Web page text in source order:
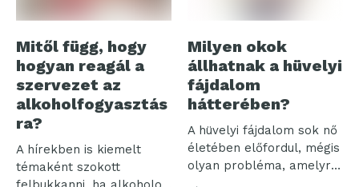
Mitől függ, hogy
hogyan reagál a
szervezet az
alkoholfogyasztás
ra?
A hírekben is kiemelt
témaként szokott
Milyen okok
állhatnak a hüvelyi
fájdalom
hátterében?
A hüvelyi fájdalom sok nő
életében előfordul, mégis
olyan probléma, amelyről
sokan...